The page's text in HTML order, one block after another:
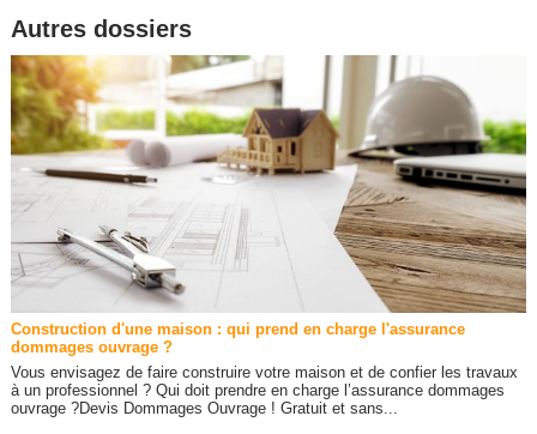
Autres dossiers
Construction d'une maison : qui prend en charge l'assurance
dommages ouvrage ?
Vous envisagez de faire construire votre maison et de confier les travaux
à un professionnel ? Qui doit prendre en charge l’assurance dommages
ouvrage ?Devis Dommages Ouvrage ! Gratuit et sans...